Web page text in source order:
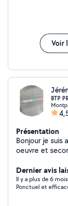
Voir
BTP
Présentation
Bonjour je suis
oeuvre et
revêtement
compétences
service (
Dernier avis
Il y a plus de 6 mois
Ponctuel et